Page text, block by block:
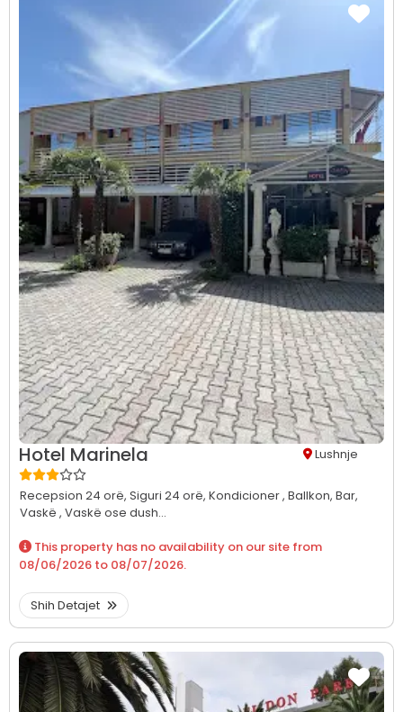
Hotel Marinela Lushnje
Recepsion 24 orë, Siguri 24 orë, Kondicioner , Ballkon, Bar,
Vaskë , Vaskë ose dush...
This property has no availability on our site from
08/06/2026 to 08/07/2026.
Shih Detajet